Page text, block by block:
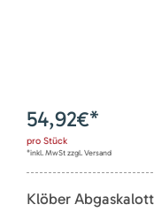
54,92€*
pro Stück
*inkl. MwSt zzgl. Versand
Klöber